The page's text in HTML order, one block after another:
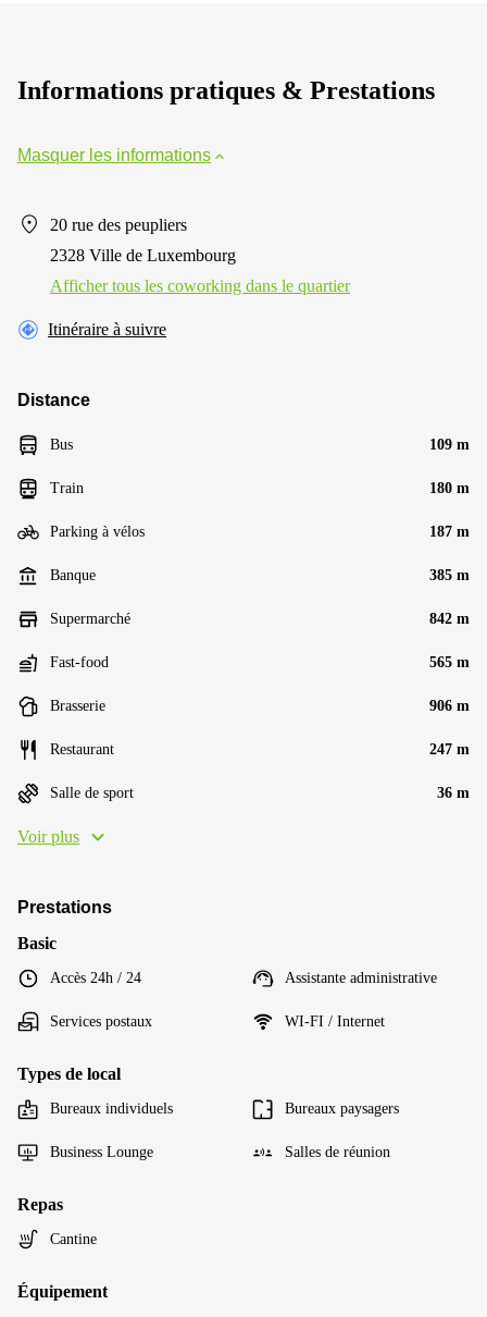
Informations pratiques & Prestations
Masquer les informations
20 rue des peupliers
2328 Ville de Luxembourg
Afficher tous les сoworking dans le quartier
Itinéraire à suivre
Distance
Bus 109 m
Train 180 m
Parking à vélos 187 m
Banque 385 m
Supermarché 842 m
Fast-food 565 m
Brasserie 906 m
Restaurant 247 m
Salle de sport 36 m
Voir plus
Prestations
Basic
Accès 24h / 24 Assistante administrative
Services postaux WI-FI / Internet
Types de local
Bureaux individuels Bureaux paysagers
Business Lounge Salles de réunion
Repas
Cantine
Équipement